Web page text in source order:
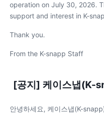
operation on July 30, 2026.
support and interest in K-
Thank you.
From the K-snapp Staff
[공지] 케이스냅(K-
안녕하세요, 케이스냅(K-